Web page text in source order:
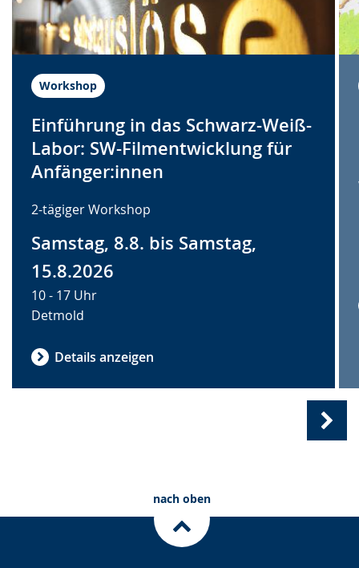
Workshop
Einführung in das Schwarz-Weiß-
Labor: SW-Filmentwicklung für
Anfänger:innen
2-tägiger Workshop
Samstag, 8.8. bis Samstag,
15.8.2026
10 - 17 Uhr
Detmold
Details anzeigen
nach oben